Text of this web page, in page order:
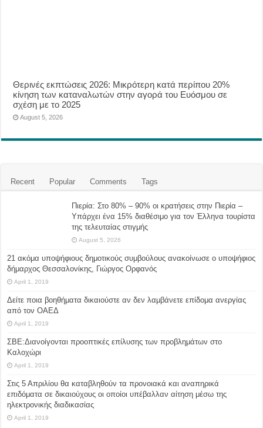
Θερινές εκπτώσεις 2026: Μικρότερη κατά περίπου 20%
κίνηση των καταναλωτών στην αγορά του Ευόσμου σε
σχέση με το 2025
August 5, 2026
Recent Popular Comments Tags
Πιερία: Στο 80% – 90% οι κρατήσεις στην Πιερία –
Υπάρχει ένα 15% διαθέσιμο για τον Έλληνα τουρίστα
της τελευταίας στιγμής
August 5, 2026
21 ακόμα υποψήφιους δημοτικούς συμβούλους ανακοίνωσε ο υποψήφιος
δήμαρχος Θεσσαλονίκης, Γιώργος Ορφανός
April 1, 2019
Δείτε ποια βοηθήματα δικαιούστε αν δεν λαμβάνετε επίδομα ανεργίας
από τον ΟΑΕΔ
April 1, 2019
ΣΒΕ:Διανοίγονται προοπτικές επίλυσης των προβλημάτων στο
Καλοχώρι
April 1, 2019
Στις 5 Απριλίου θα καταβληθούν τα προνοιακά και αναπηρικά
επιδόματα σε δικαιούχους οι οποίοι υπέβαλλαν αίτηση μέσω της
ηλεκτρονικής διαδικασίας
April 1, 2019